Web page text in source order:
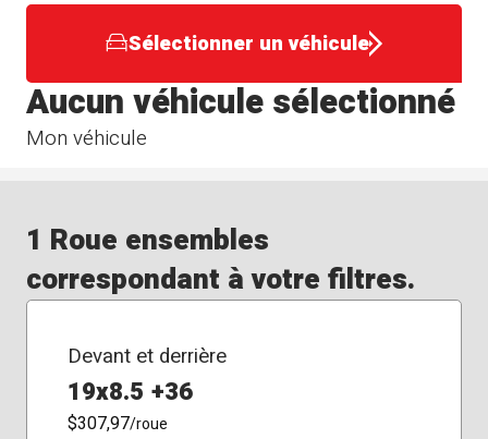
Sélectionner un véhicule
Mon véhicule
Aucun véhicule sélectionné
1 Roue ensembles
correspondant à votre filtres.
Devant et derrière
19x8.5 +36
$307,97/roue